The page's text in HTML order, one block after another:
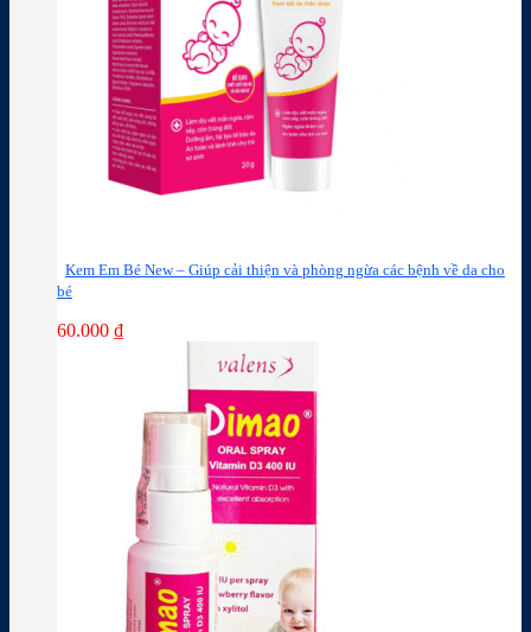
Kem Em Bé New – Giúp cải thiện và phòng ngừa các bệnh về da cho
bé
60.000 ₫